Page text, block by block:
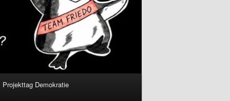
Projekttag Demokratie